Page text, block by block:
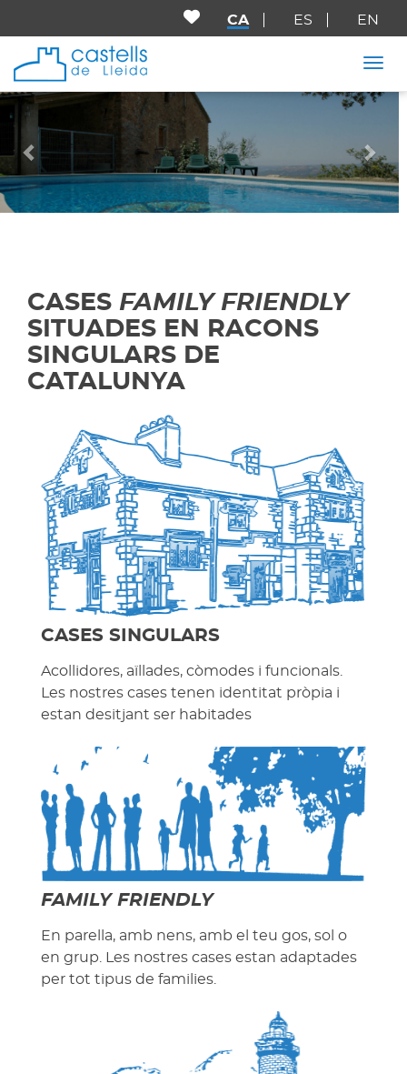
Anterior
CASES FAMILY FRIENDLY
SITUADES EN RACONS
SINGULARS DE
CATALUNYA
CASES SINGULARS
Acollidores, aïllades, còmodes i funcionals.
Les nostres cases tenen identitat pròpia i
estan desitjant ser habitades
FAMILY FRIENDLY
En parella, amb nens, amb el teu gos, sol o
en grup. Les nostres cases estan adaptades
per tot tipus de families.
CA ES EN